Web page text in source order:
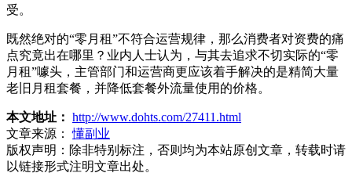
受。
既然绝对的“零月租”不符合运营规律，那么消费者对资费的痛
点究竟出在哪里？业内人士认为，与其去追求不切实际的“零
月租”噱头，主管部门和运营商更应该着手解决的是精简大量
老旧月租套餐，并降低套餐外流量使用的价格。
本文地址： http://www.dohts.com/27411.html
文章来源：
懂副业
版权声明： 除非特别标注，否则均为本站原创文章，转载时请
以链接形式注明文章出处。